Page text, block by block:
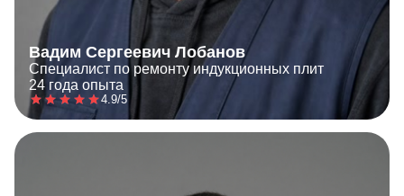
Вадим Сергеевич Лобанов
Специалист по ремонту индукционных плит
24 года опыта
4.9/5